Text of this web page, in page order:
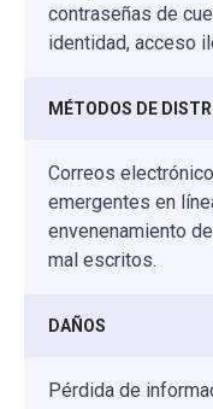
contraseñas de
identidad, acceso
MÉTODOS DE
Correos
emergentes en
envenenamiento
mal escritos.
DAÑOS
Pérdida de